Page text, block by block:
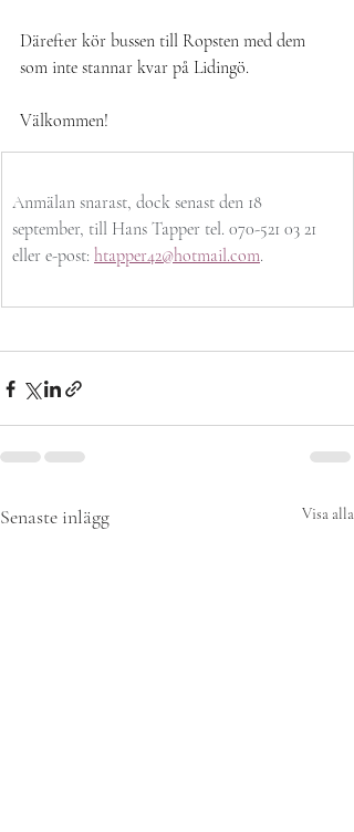
Därefter kör bussen till Ropsten med dem
som inte stannar kvar på Lidingö.
Välkommen!
Anmälan snarast, dock senast den 18
september, till Hans Tapper tel. 070-521 03 21
eller e-post: htapper42@hotmail.com.
Senaste inlägg Visa alla